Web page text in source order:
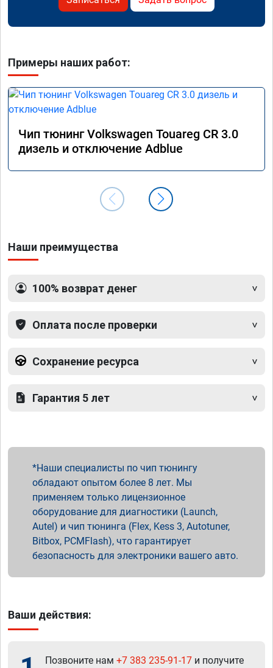
Примеры наших работ:
Чип тюнинг Volkswagen Touareg CR 3.0
дизель и отключение Adblue
Наши преимущества
100% возврат денег
Оплата после проверки
Сохранение ресурса
Гарантия 5 лет
Наши специалисты по чип тюнингу
обладают опытом более 8 лет. Мы
применяем только лицензионное
оборудование для диагностики (Launch,
Autel) и чип тюнинга (Flex, Kess 3, Autotuner,
Bitbox, PCMFlash), что гарантирует
безопасность для электроники вашего авто.
Ваши действия:
Позвоните нам +7 383 235-91-17 и получите